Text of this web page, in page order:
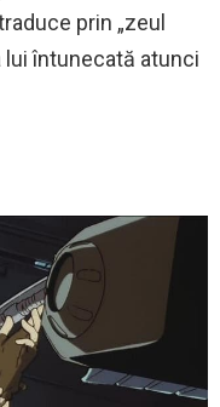
prin „zeul
lui întunecată atunci